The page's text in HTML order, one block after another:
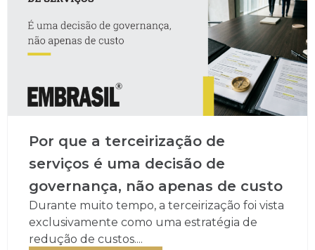
Por que a terceirização de
serviços é uma decisão de
governança, não apenas de custo
Durante muito tempo, a terceirização foi vista
exclusivamente como uma estratégia de
redução de custos....